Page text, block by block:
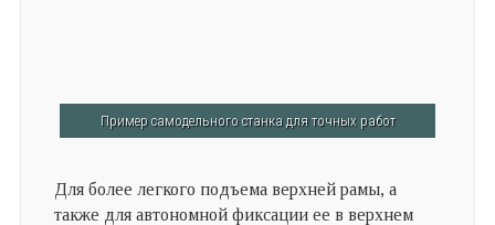
Пример самодельного станка для точных работ
Для более легкого подъема верхней рамы, а
также для автономной фиксации ее в верхнем